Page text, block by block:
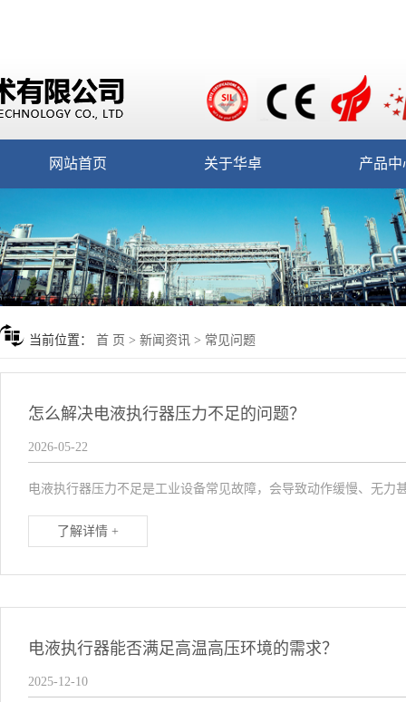
网站首页 关于华卓 产品中
当前位置： 首 页 > 新闻资讯 > 常见问题
怎么解决电液执行器压力不足的问题？
2026-05-22
电液执行器压力不足是工业设备常见故障，会导致动作缓慢、无
了解详情 +
电液执行器能否满足高温高压环境的需求？
2025-12-10